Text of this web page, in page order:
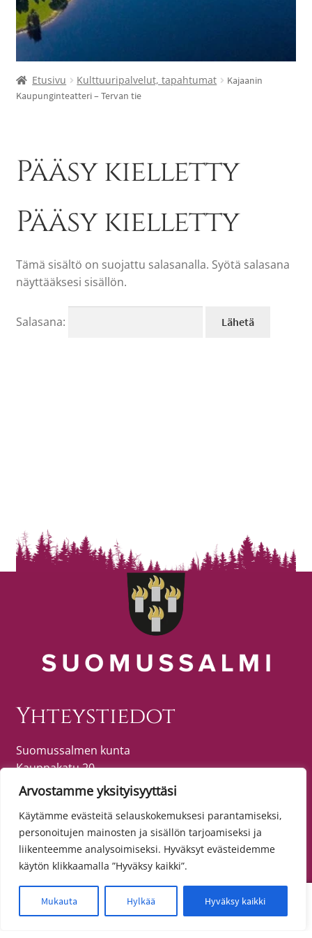
Arvostamme yksityisyyttäsi
Käytämme evästeitä selauskokemuksesi parantamiseksi,
personoitujen mainosten ja sisällön tarjoamiseksi ja
liikenteemme analysoimiseksi. Hyväksyt evästeidemme
käytön klikkaamalla ”Hyväksy kaikki”.
Mukauta Hylkää Hyväksy kaikki
Etusivu Kulttuuripalvelut, tapahtumat
Kajaanin
Kaupunginteatteri – Tervan tie
Pääsy kielletty
Pääsy kielletty
Tämä sisältö on suojattu salasanalla. Syötä salasana
näyttääksesi sisällön.
Salasana:
Yhteystiedot
Suomussalmen kunta
Kauppakatu 20
89600 SUOMUSSALMI
puh. (08) 615 55 51 (vaihde)
Tietosuoja
Toimitusehdot
Tietosuojaseloste
Etsi:
Haku